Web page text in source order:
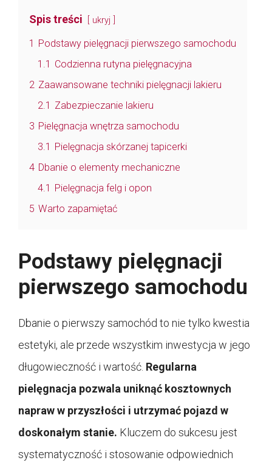
Spis treści ukryj
1 Podstawy pielęgnacji pierwszego samochodu
1.1 Codzienna rutyna pielęgnacyjna
2 Zaawansowane techniki pielęgnacji lakieru
2.1 Zabezpieczanie lakieru
3 Pielęgnacja wnętrza samochodu
3.1 Pielęgnacja skórzanej tapicerki
4 Dbanie o elementy mechaniczne
4.1 Pielęgnacja felg i opon
5 Warto zapamiętać
Podstawy pielęgnacji
pierwszego samochodu
Dbanie o pierwszy samochód to nie tylko kwestia
estetyki, ale przede wszystkim inwestycja w jego
długowieczność i wartość. Regularna
pielęgnacja pozwala uniknąć kosztownych
napraw w przyszłości i utrzymać pojazd w
doskonałym stanie. Kluczem do sukcesu jest
systematyczność i stosowanie odpowiednich